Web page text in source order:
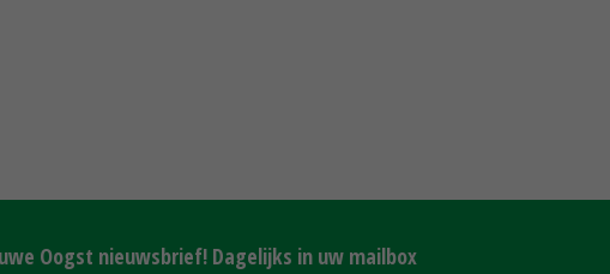
Oogst nieuwsbrief! Dagelijks in uw mailbox